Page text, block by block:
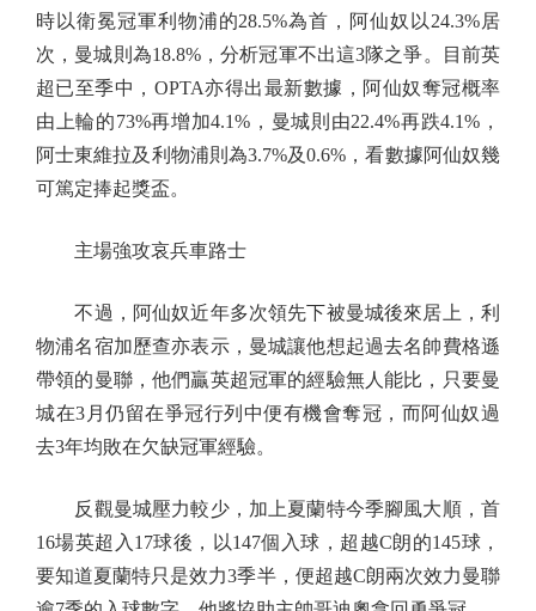
時以衛冕冠軍利物浦的28.5%為首，阿仙奴以24.3%居
次，曼城則為18.8%，分析冠軍不出這3隊之爭。目前英
超已至季中，OPTA亦得出最新數據，阿仙奴奪冠概率
由上輪的73%再增加4.1%，曼城則由22.4%再跌4.1%，
阿士東維拉及利物浦則為3.7%及0.6%，看數據阿仙奴幾
可篤定捧起獎盃。
主場強攻哀兵車路士
不過，阿仙奴近年多次領先下被曼城後來居上，利
物浦名宿加歷查亦表示，曼城讓他想起過去名帥費格遜
帶領的曼聯，他們贏英超冠軍的經驗無人能比，只要曼
城在3月仍留在爭冠行列中便有機會奪冠，而阿仙奴過
去3年均敗在欠缺冠軍經驗。
反觀曼城壓力較少，加上夏蘭特今季腳風大順，首
16場英超入17球後，以147個入球，超越C朗的145球，
要知道夏蘭特只是效力3季半，便超越C朗兩次效力曼聯